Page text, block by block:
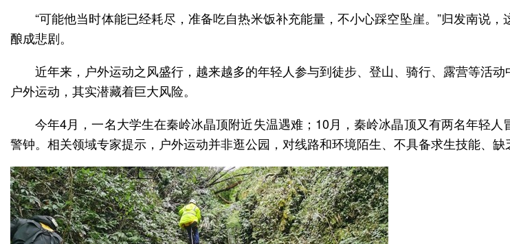
“可能他当时体能已经耗尽，准备吃自热米饭补充能量，不小心踩空坠崖。”归发南说
酿成悲剧。
近年来，户外运动之风盛行，越来越多的年轻人参与到徒步、登山、骑行、露营等活
户外运动，其实潜藏着巨大风险。
今年4月，一名大学生在秦岭冰晶顶附近失温遇难；10月，秦岭冰晶顶又有两名年轻
警钟。相关领域专家提示，户外运动并非逛公园，对线路和环境陌生、不具备求生技能、